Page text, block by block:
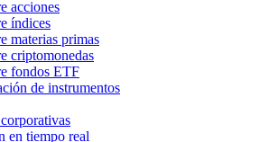
acciones
índices
materias primas
criptomonedas
fondos ETF
de instrumentos
en tiempo real